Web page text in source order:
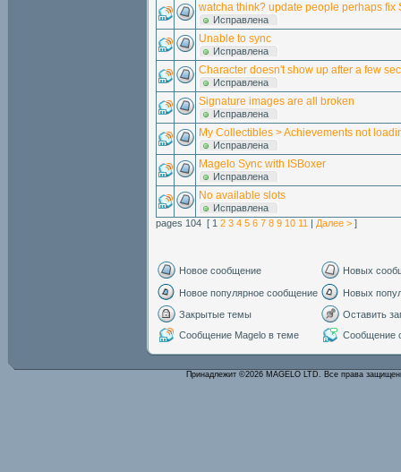
watcha think? update people perhaps fix
Исправлена
Unable to sync
Исправлена
Character doesn't show up after a few
Исправлена
Signature images are all broken
Исправлена
My Collectibles > Achievements not
Исправлена
Magelo Sync with ISBoxer
Исправлена
No available slots
Исправлена
pages 104 [ 1 2 3 4 5 6 7 8 9 10 11 | Далее > ]
Новое сообщение Новых
Новое популярное сообщение
Новых
Закрытые темы
Оставить
Сообщение Magelo в теме
Сообщение
Принадлежит ©2026 MAGELO LTD. Все права